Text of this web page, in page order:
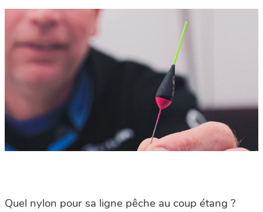
Quel nylon pour sa ligne pêche au coup étang ?